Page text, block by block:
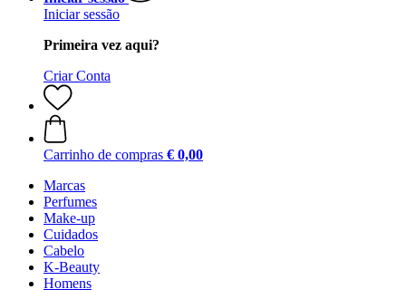
Iniciar sessão
Primeira vez aqui?
Criar Conta
Carrinho de compras € 0,00
Marcas
Perfumes
Make-up
Cuidados
Cabelo
K-Beauty
Homens